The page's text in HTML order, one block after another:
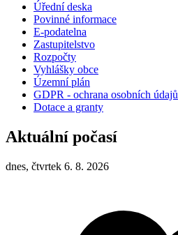
Úřední deska
Povinné informace
E-podatelna
Zastupitelstvo
Rozpočty
Vyhlášky obce
Územní plán
GDPR - ochrana osobních údajů
Dotace a granty
Aktuální počasí
dnes, čtvrtek 6. 8. 2026